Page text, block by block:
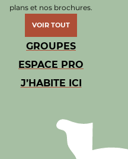
plans et nos brochures.
VOIR TOUT
GROUPES
ESPACE PRO
J’HABITE ICI